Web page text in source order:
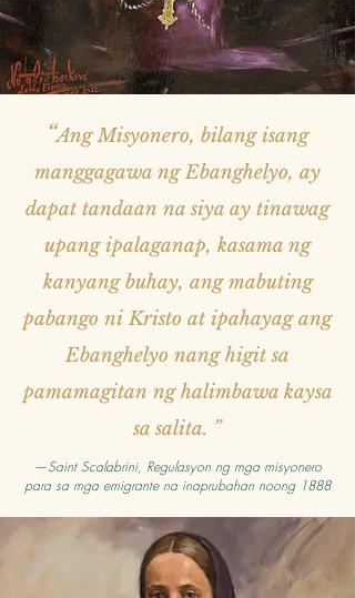
“Ang Misyonero, bilang isang
manggagawa ng Ebanghelyo, ay
dapat tandaan na siya ay tinawag
upang ipalaganap, kasama ng
kanyang buhay, ang mabuting
pabango ni Kristo at ipahayag ang
Ebanghelyo nang higit sa
pamamagitan ng halimbawa kaysa
sa salita. ”
—Saint Scalabrini, Regulasyon ng mga misyonero
para sa mga emigrante na inaprubahan noong 1888